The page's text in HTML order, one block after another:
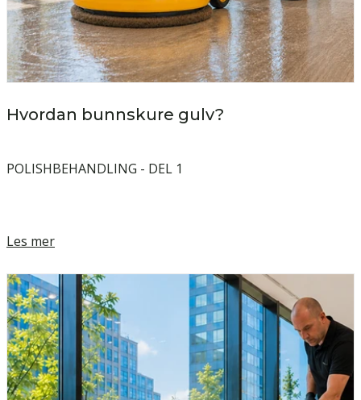
Hvordan bunnskure gulv?
POLISHBEHANDLING - DEL 1
Les mer